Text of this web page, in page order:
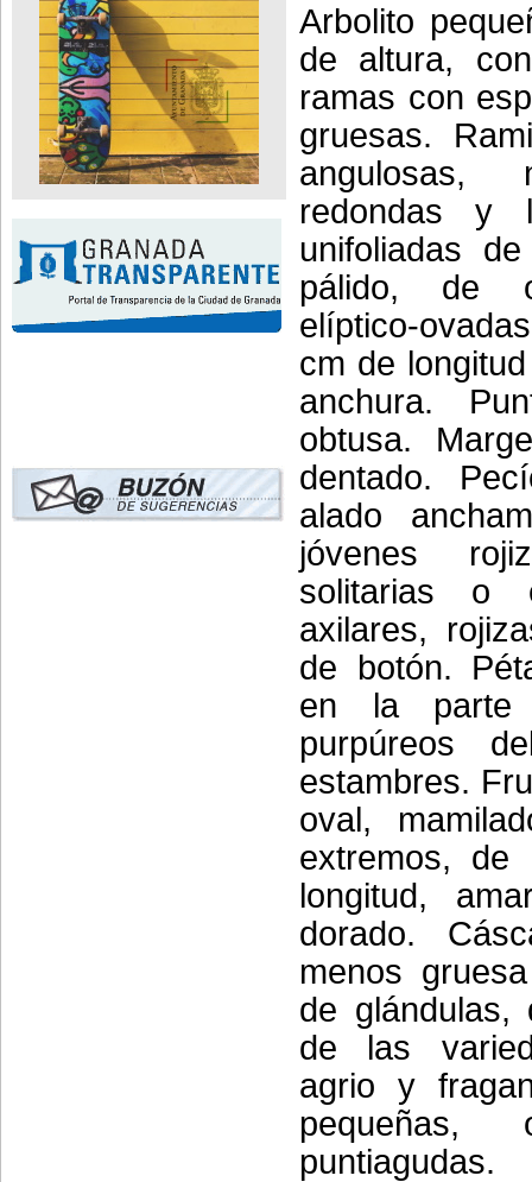
Arbolito
de altura,
ramas con
gruesas.
angulosas,
redondas y
unifoliadas
pálido, de
elíptico-
cm de
anchura.
obtusa.
dentado.
alado
jóvenes
solitarias o
axilares,
de botón.
en la parte
purpúreos
estambres.
oval,
extremos,
longitud,
dorado.
menos
de glándulas,
de las
agrio y
pequeñas,
puntiagudas.